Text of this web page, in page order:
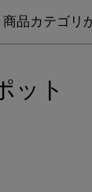
商品カテゴリ
ット